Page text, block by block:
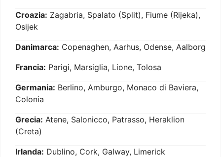
Croazia: Zagabria, Spalato (Split), Fiume (Rijeka),
Osijek
Danimarca: Copenaghen, Aarhus, Odense, Aalborg
Francia: Parigi, Marsiglia, Lione, Tolosa
Germania: Berlino, Amburgo, Monaco di Baviera,
Colonia
Grecia: Atene, Salonicco, Patrasso, Heraklion
(Creta)
Irlanda: Dublino, Cork, Galway, Limerick